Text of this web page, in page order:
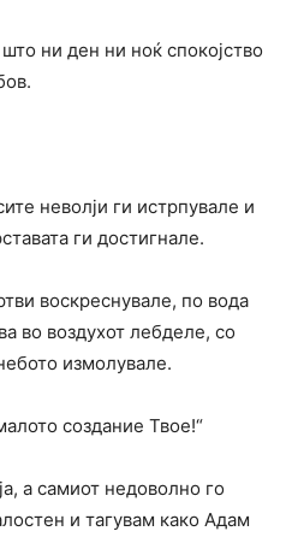
ни ден ни ноќ спокојство
неволји ги истрпувале и
ги достигнале.
воскреснувале, по вода
во воздухот лебделе, со
измолувале.
создание Твое!“
а самиот недоволно го
и тагувам како Адам